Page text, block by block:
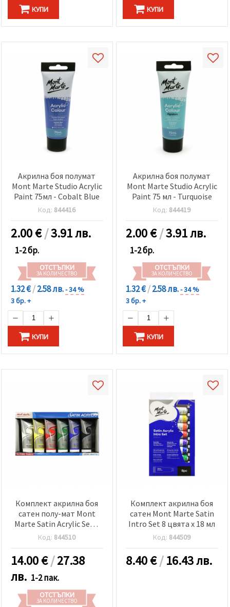
КУПИ КУПИ
Акрилна боя полумат
Mont Marte Studio Acrylic
Paint 75мл - Cobalt Blue
Код: 844416
2.00€/3.91 лв.
1-2 бр.
ОТСТЪПКИ
ЗА КОЛИЧЕСТВО
1.32 €/2.58 лв.- 34 %
3 бр. +
КУПИ
Акрилна боя полумат
Mont Marte Studio Acrylic
Paint 75 мл - Turquoise
Код: 844419
2.00€/3.91 лв.
1-2 бр.
ОТСТЪПКИ
ЗА КОЛИЧЕСТВО
1.32 €/2.58 лв.- 34 %
3 бр. +
КУПИ
Комплект акрилна боя
сатен полу-мат Mont
Marte Satin Acrylic Semi
Matte 6 цвята x 75 мл
Код: 844510
14.00€/27.38
лв. 1-2 пак.
ОТСТЪПКИ
ЗА КОЛИЧЕСТВО
Комплект акрилна боя
сатен Mont Marte Satin
Intro Set 8 цвята x 18 мл
Код: 844509
8.40€/16.43 лв.